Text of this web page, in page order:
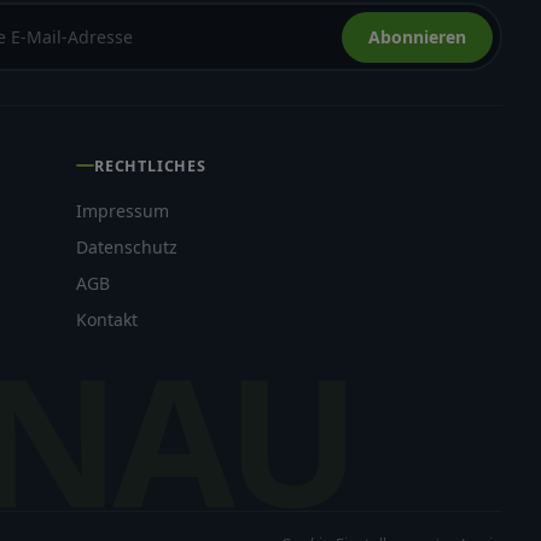
Abonnieren
RECHTLICHES
Impressum
Datenschutz
AGB
Kontakt